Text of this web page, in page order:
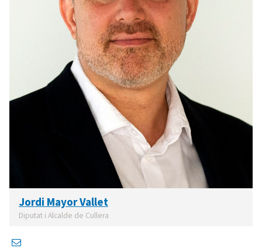
Jordi Mayor Vallet
Diputat i Alcalde de Cullera